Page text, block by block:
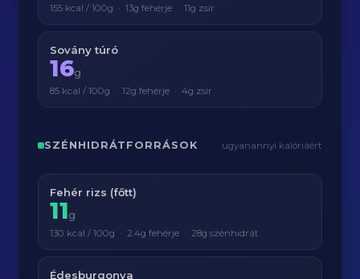
155 kcal / 100g · 13g fehérje · 11g zsír
Sovány túró
16g
85 kcal / 100g · 12g fehérje · 4g zsír
SZÉNHIDRÁTFORRÁSOK ugyanannyi kalóriáért
Fehér rizs (főtt)
11g
130 kcal / 100g · 2.4g fehérje · 28g szénhidrát
Édesburgonya